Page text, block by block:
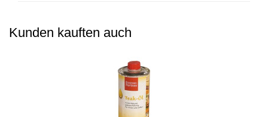
Kunden kauften auch